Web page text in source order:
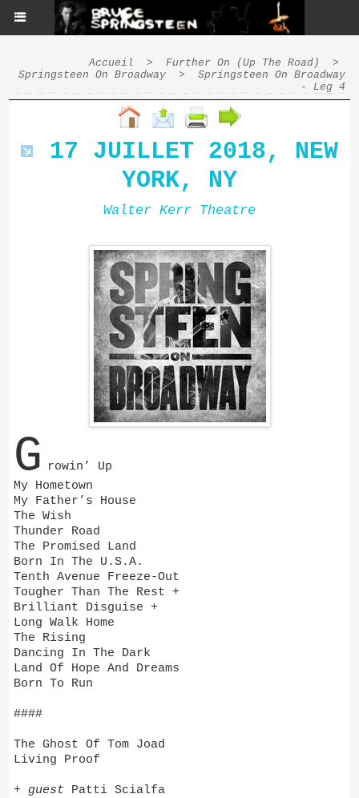
Accueil > Further On (Up The Road)
>
Springsteen On Broadway
>
Springsteen On Broadway
- Leg 4
17 JUILLET 2018, NEW
YORK, NY
Walter Kerr Theatre
G rowin’ Up
My Hometown
My Father’s House
The Wish
Thunder Road
The Promised Land
Born In The U.S.A.
Tenth Avenue Freeze-Out
Tougher Than The Rest +
Brilliant Disguise +
Long Walk Home
The Rising
Dancing In The Dark
Land Of Hope And Dreams
Born To Run
####
The Ghost Of Tom Joad
Living Proof
+ guest Patti Scialfa